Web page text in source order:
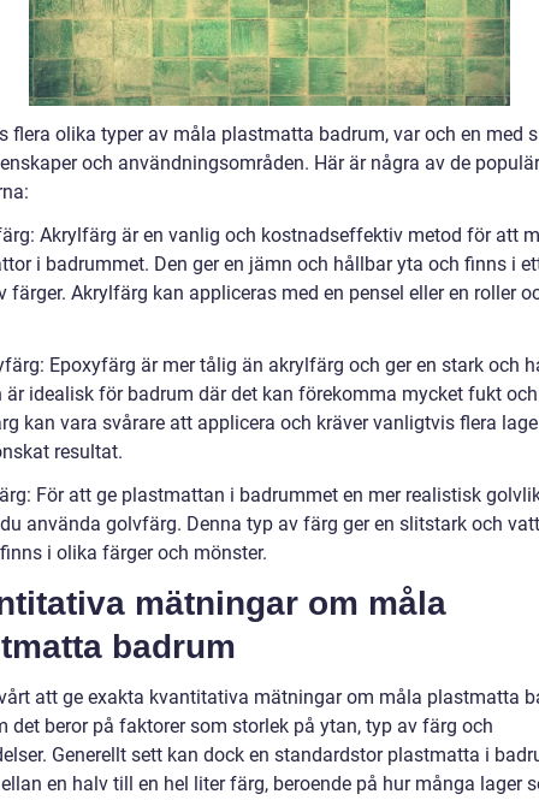
flera olika typer av måla plastmatta badrum, var och en med
och användningsområden. Här är några av de
Akrylfärg är en vanlig och kostnadseffektiv metod för att
i badrummet. Den ger en jämn och hållbar yta och finns i
färger. Akrylfärg kan appliceras med en pensel eller en roller
Epoxyfärg är mer tålig än akrylfärg och ger en stark och
är idealisk för badrum där det kan förekomma mycket fukt
kan vara svårare att applicera och kräver vanligtvis flera
resultat.
För att ge plastmattan i badrummet en mer realistisk
använda golvfärg. Denna typ av färg ger en slitstark och
i olika färger och mönster.
mätningar om måla
badrum
att ge exakta kvantitativa mätningar om måla plastmatta
det beror på faktorer som storlek på ytan, typ av färg och
Generellt sett kan dock en standardstor plastmatta i
en halv till en hel liter färg, beroende på hur många lager